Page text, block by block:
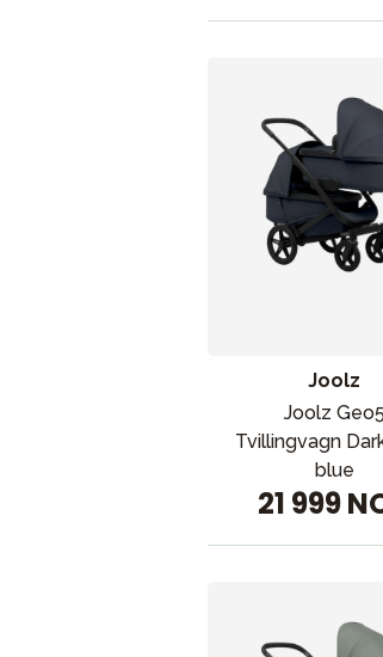
Joolz
Joolz Geo5
Tvillingvagn
blue
21 999